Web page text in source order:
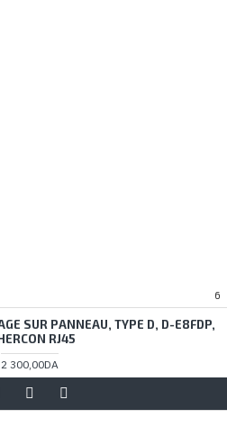
6
SUR PANNEAU, TYPE D, D-E8FDP,
RJ45
2 300,00DA